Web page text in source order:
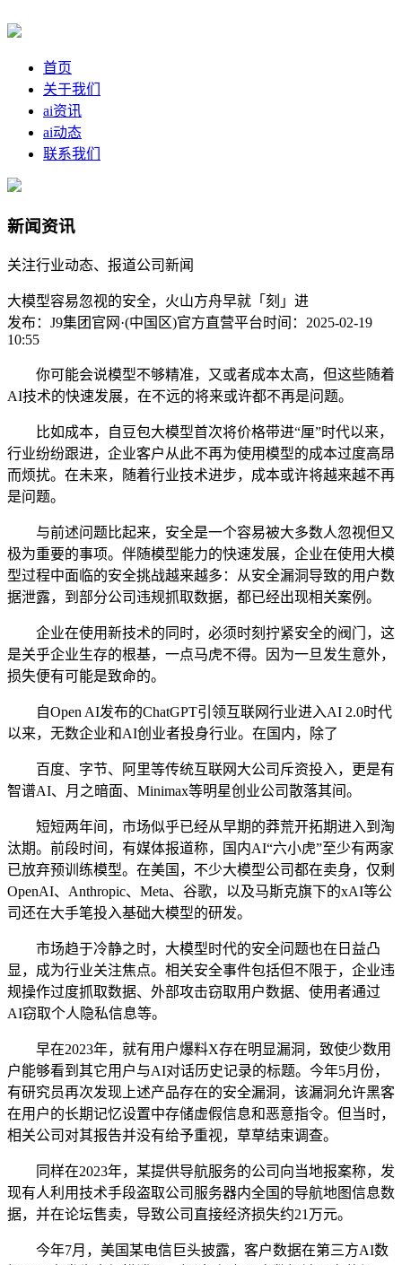
首页
关于我们
ai资讯
ai动态
联系我们
新闻资讯
关注行业动态、报道公司新闻
大模型容易忽视的安全，火山方舟早就「刻」进
发布：J9集团官网·(中国区)官方直营平台时间：2025-02-19
10:55
你可能会说模型不够精准，又或者成本太高，但这些随着
AI技术的快速发展，在不远的将来或许都不再是问题。
比如成本，自豆包大模型首次将价格带进“厘”时代以来，
行业纷纷跟进，企业客户从此不再为使用模型的成本过度高昂
而烦扰。在未来，随着行业技术进步，成本或许将越来越不再
是问题。
与前述问题比起来，安全是一个容易被大多数人忽视但又
极为重要的事项。伴随模型能力的快速发展，企业在使用大模
型过程中面临的安全挑战越来越多：从安全漏洞导致的用户数
据泄露，到部分公司违规抓取数据，都已经出现相关案例。
企业在使用新技术的同时，必须时刻拧紧安全的阀门，这
是关乎企业生存的根基，一点马虎不得。因为一旦发生意外，
损失便有可能是致命的。
自Open AI发布的ChatGPT引领互联网行业进入AI 2.0时代
以来，无数企业和AI创业者投身行业。在国内，除了
百度、字节、阿里等传统互联网大公司斥资投入，更是有
智谱AI、月之暗面、Minimax等明星创业公司散落其间。
短短两年间，市场似乎已经从早期的莽荒开拓期进入到淘
汰期。前段时间，有媒体报道称，国内AI“六小虎”至少有两家
已放弃预训练模型。在美国，不少大模型公司都在卖身，仅剩
OpenAI、Anthropic、Meta、谷歌，以及马斯克旗下的xAI等公
司还在大手笔投入基础大模型的研发。
市场趋于冷静之时，大模型时代的安全问题也在日益凸
显，成为行业关注焦点。相关安全事件包括但不限于，企业违
规操作过度抓取数据、外部攻击窃取用户数据、使用者通过
AI窃取个人隐私信息等。
早在2023年，就有用户爆料X存在明显漏洞，致使少数用
户能够看到其它用户与AI对话历史记录的标题。今年5月份，
有研究员再次发现上述产品存在的安全漏洞，该漏洞允许黑客
在用户的长期记忆设置中存储虚假信息和恶意指令。但当时，
相关公司对其报告并没有给予重视，草草结束调查。
同样在2023年，某提供导航服务的公司向当地报案称，发
现有人利用技术手段盗取公司服务器内全国的导航地图信息数
据，并在论坛售卖，导致公司直接经济损失约21万元。
今年7月，美国某电信巨头披露，客户数据在第三方AI数